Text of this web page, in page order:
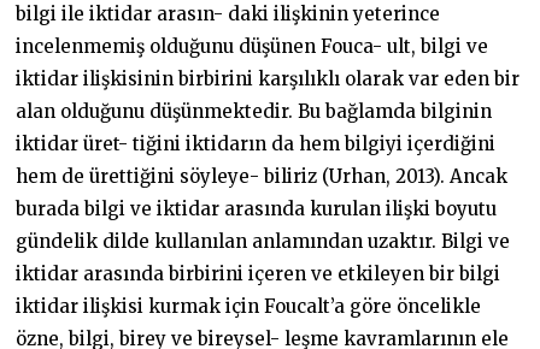
bilgi ile iktidar arasın- daki ilişkinin yeterince
incelenmemiş olduğunu düşünen Fouca- ult, bilgi ve
iktidar ilişkisinin birbirini karşılıklı olarak var eden bir
alan olduğunu düşünmektedir. Bu bağlamda bilginin
iktidar üret- tiğini iktidarın da hem bilgiyi içerdiğini
hem de ürettiğini söyleye- biliriz (Urhan, 2013). Ancak
burada bilgi ve iktidar arasında kurulan ilişki boyutu
gündelik dilde kullanılan anlamından uzaktır. Bilgi ve
iktidar arasında birbirini içeren ve etkileyen bir bilgi
iktidar ilişkisi kurmak için Foucalt’a göre öncelikle
özne, bilgi, birey ve bireysel- leşme kavramlarının ele